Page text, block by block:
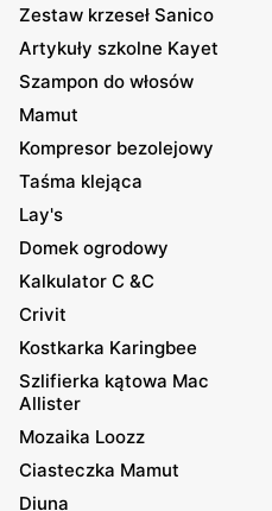
Zestaw krzeseł Sanico
Artykuły szkolne Kayet
Szampon do włosów
Mamut
Kompresor bezolejowy
Taśma klejąca
Lay's
Domek ogrodowy
Kalkulator C &C
Crivit
Kostkarka Karingbee
Szlifierka kątowa Mac
Allister
Mozaika Loozz
Ciasteczka Mamut
Diuna